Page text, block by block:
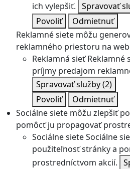
ich vylepšiť. Spravovať
Povoliť
Odmietnuť
Reklamné siete môžu
reklamného priestoru na
Reklamná sieť Reklamné
príjmy predajom
Spravovať služby(2)
Povoliť
Odmietnuť
Sociálne siete môžu zlepšiť
pomôcť ju propagovať
Sociálne sieteSociálne
použiteľnosť stránky a
prostredníctvom akcií.